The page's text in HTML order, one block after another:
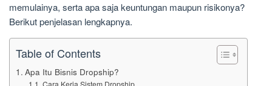
memulainya, serta apa saja keuntungan maupun risikonya?
Berikut penjelasan lengkapnya.
Table of Contents
Apa Itu Bisnis Dropship?